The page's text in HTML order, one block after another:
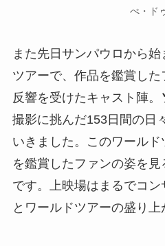
ぺ・ド
また先日サンパウロから
ツアーで、作品を鑑賞し
反響を受けたキャスト陣。
撮影に挑んだ153日間の日
いきました。このワール
を鑑賞したファンの姿を
です。上映場はまるでコン
とワールドツアーの盛り上